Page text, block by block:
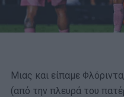
Μιας και είπαμε
(από την πλευρά του